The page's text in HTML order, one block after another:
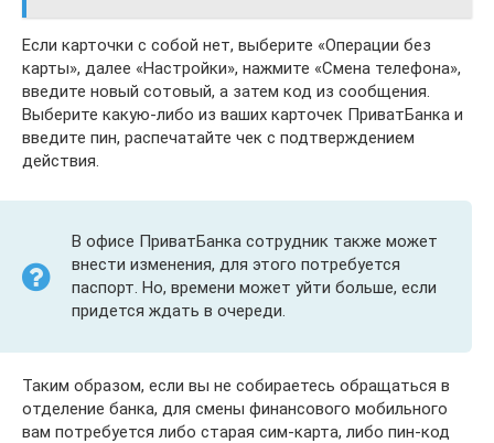
Если карточки с собой нет, выберите «Операции без
карты», далее «Настройки», нажмите «Смена телефона»,
введите новый сотовый, а затем код из сообщения.
Выберите какую-либо из ваших карточек ПриватБанка и
введите пин, распечатайте чек с подтверждением
действия.
В офисе ПриватБанка сотрудник также может
внести изменения, для этого потребуется
паспорт. Но, времени может уйти больше, если
придется ждать в очереди.
Таким образом, если вы не собираетесь обращаться в
отделение банка, для смены финансового мобильного
вам потребуется либо старая сим-карта, либо пин-код